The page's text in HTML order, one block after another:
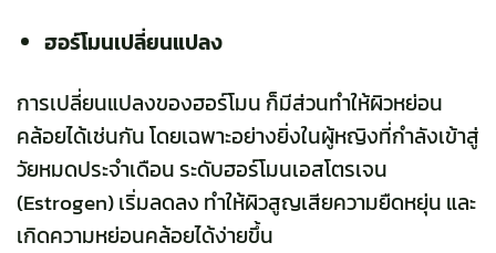
ฮอร์โมนเปลี่ยนแปลง
การเปลี่ยนแปลงของฮอร์โมน ก็มีส่วนทำให้ผิวหย่อน
คล้อยได้เช่นกัน โดยเฉพาะอย่างยิ่งในผู้หญิงที่กำลังเข้าสู่
วัยหมดประจำเดือน ระดับฮอร์โมนเอสโตรเจน
(Estrogen)เริ่มลดลง ทำให้ผิวสูญเสียความยืดหยุ่น และ
เกิดความหย่อนคล้อยได้ง่ายขึ้น